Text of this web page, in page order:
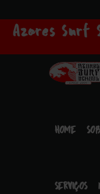
Azores Surf
HOME
SERVIÇOS